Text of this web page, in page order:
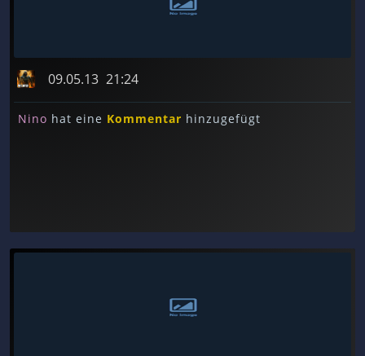
09.05.13 21:24
Nino hat eine Kommentar hinzugefügt